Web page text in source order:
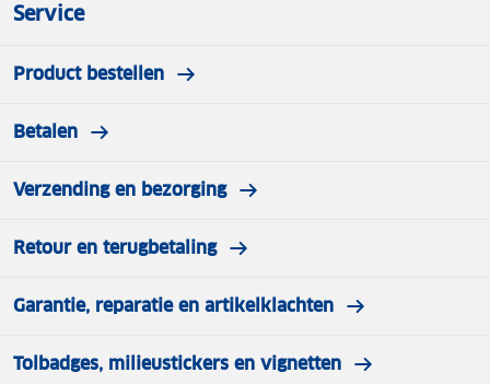
Service
Product bestellen
Betalen
Verzending en bezorging
Retour en terugbetaling
Garantie, reparatie en artikelklachten
Tolbadges, milieustickers en vignetten